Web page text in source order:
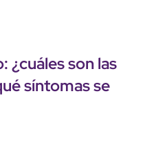
¿cuáles son las
síntomas se